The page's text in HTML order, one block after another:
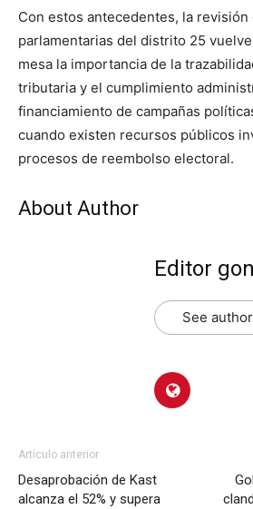
Con estos antecedentes, la revisión
parlamentarias del distrito 25
mesa la importancia de la
tributaria y el cumplimiento
financiamiento de campañas
cuando existen recursos públicos
procesos de reembolso electoral.
About Author
Editor
See
Artículo anterior
Desaprobación de Kast
alcanza el 52% y supera